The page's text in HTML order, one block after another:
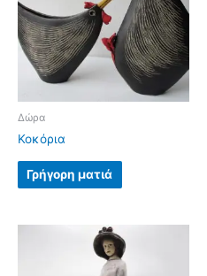
Δώρα
Κοκόρια
Γρήγορη ματιά